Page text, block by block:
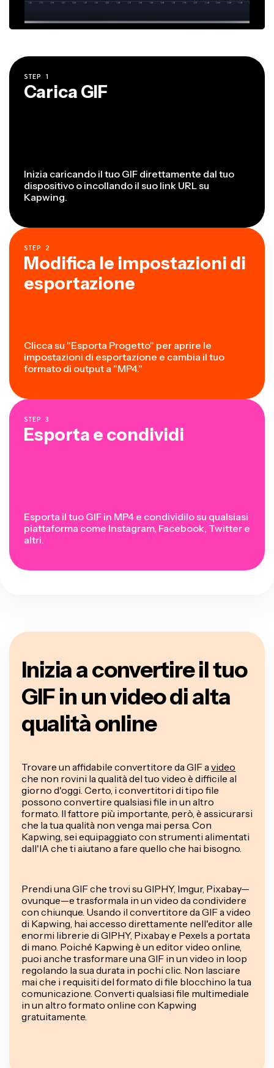
STEP 1
Carica GIF
Inizia caricando il tuo GIF direttamente dal tuo
dispositivo o incollando il suo link URL su
Kapwing.
STEP 2
Modifica le impostazioni di
esportazione
Clicca su "Esporta Progetto" per aprire le
impostazioni di esportazione e cambia il tuo
formato di output a "MP4."
STEP 3
Esporta e condividi
Esporta il tuo GIF in MP4 e condividilo su qualsiasi
piattaforma come Instagram, Facebook, Twitter e
altri.
Inizia a convertire il tuo
GIF in un video di alta
qualità online
Trovare un affidabile convertitore da GIF a video
che non rovini la qualità del tuo video è difficile al
giorno d'oggi. Certo, i convertitori di tipo file
possono convertire qualsiasi file in un altro
formato. Il fattore più importante, però, è assicurarsi
che la tua qualità non venga mai persa. Con
Kapwing, sei equipaggiato con strumenti alimentati
dall'IA che ti aiutano a fare quello che hai bisogno.
Prendi una GIF che trovi su GIPHY, Imgur, Pixabay—
ovunque—e trasformala in un video da condividere
con chiunque. Usando il convertitore da GIF a video
di Kapwing, hai accesso direttamente nell'editor alle
enormi librerie di GIPHY, Pixabay e Pexels a portata
di mano. Poiché Kapwing è un editor video online,
puoi anche trasformare una GIF in un video in loop
regolando la sua durata in pochi clic. Non lasciare
mai che i requisiti del formato di file blocchino la tua
comunicazione. Converti qualsiasi file multimediale
in un altro formato online con Kapwing
gratuitamente.